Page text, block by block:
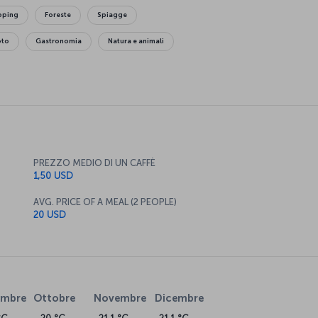
Foreste Spiagge
Gastronomia Natura e animali
PREZZO MEDIO DI UN CAFFÈ
1,50 USD
AVG. PRICE OF A MEAL (2 PEOPLE)
20 USD
Ottobre Novembre Dicembre